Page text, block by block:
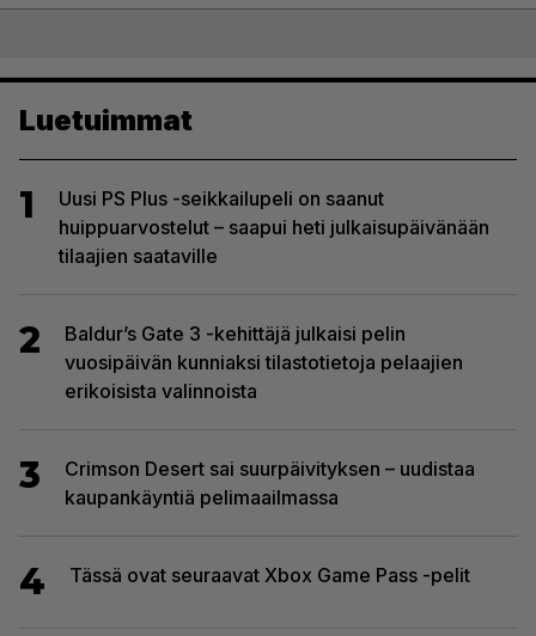
Luetuimmat
1
Uusi PS Plus -seikkailupeli on saanut
huippuarvostelut – saapui heti julkaisupäivänään
tilaajien saataville
2
Baldur’s Gate 3 -kehittäjä julkaisi pelin
vuosipäivän kunniaksi tilastotietoja pelaajien
erikoisista valinnoista
3
Crimson Desert sai suurpäivityksen – uudistaa
kaupankäyntiä pelimaailmassa
4 Tässä ovat seuraavat Xbox Game Pass -pelit